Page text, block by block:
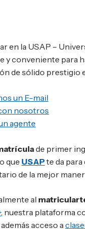
en la USAP –
y conveniente para
de sólido prestigio
un E-mail
nosotros
agente
de primer
que USAPte da
de la mejor
al
, nuestra plataforma
además acceso a